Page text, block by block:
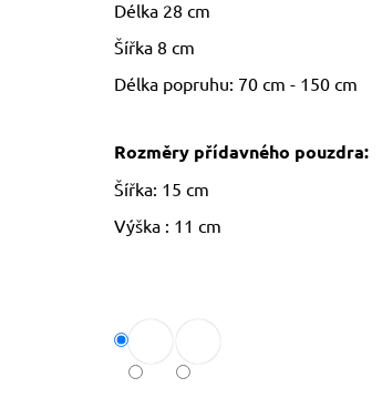
hvězdiček.
Délka 28 cm
Šířka 8 cm
Délka popruhu: 70 cm - 150 cm
Rozměry přídavného pouzdra:
Šířka: 15 cm
Výška : 11 cm